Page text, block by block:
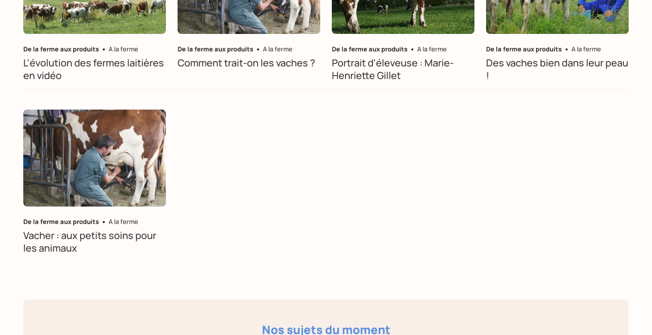
De la ferme aux produits A la ferme
L'évolution des fermes laitières
en vidéo
De la ferme aux produits A la ferme
Comment trait-on les vaches ?
De la ferme aux produits A la ferme
Portrait d'éleveuse : Marie-
Henriette Gillet
De la ferme aux produits A la ferme
Des vaches bien dans leur peau
!
De la ferme aux produits A la ferme
Vacher : aux petits soins pour
les animaux
Nos sujets du moment